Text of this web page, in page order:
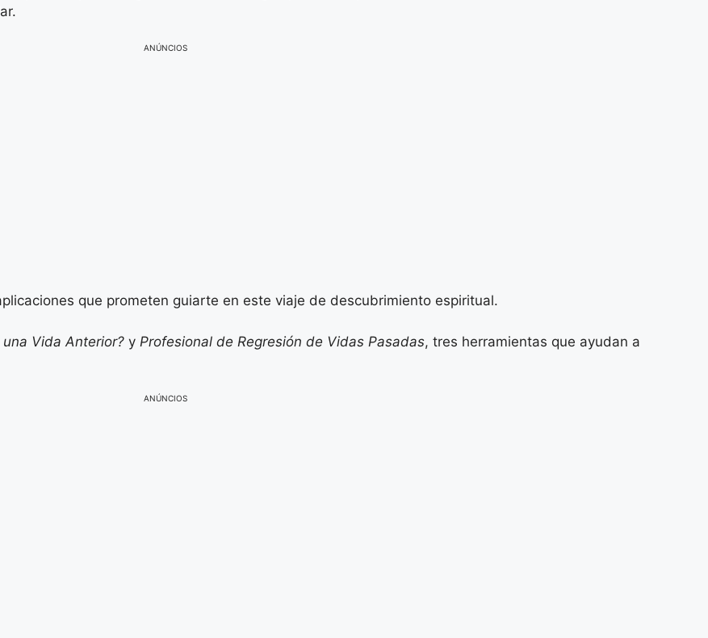
ANÚNCIOS
que prometen guiarte en este viaje de descubrimiento espiritual.
una Vida Anterior? y Profesional de Regresión de Vidas Pasadas, tres herramientas que ayudan a
ANÚNCIOS